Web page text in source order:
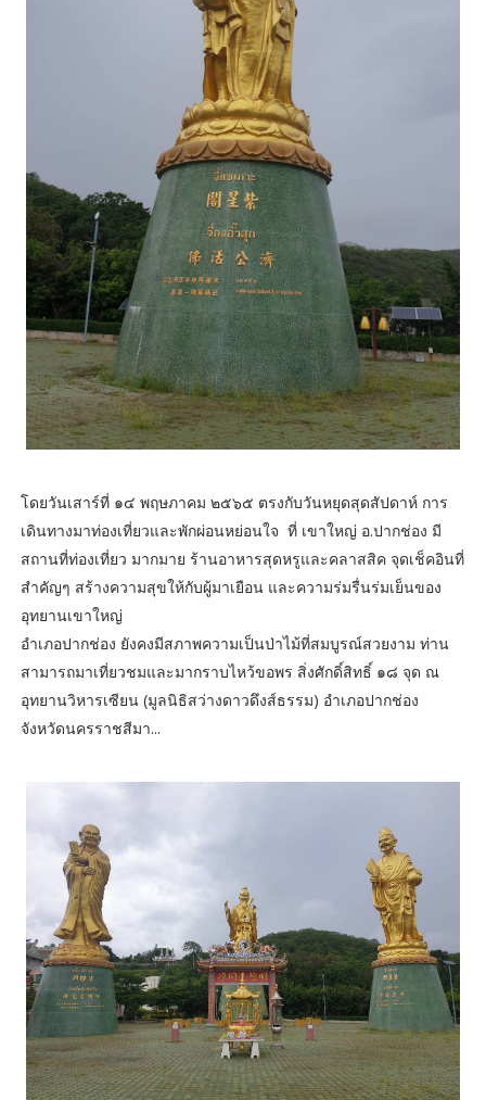
โดยวันเสาร์ที่ ๑๔ พฤษภาคม ๒๕๖๕ ตรงกับวันหยุดสุดสัปดาห์ การ
เดินทางมาท่องเที่ยวและพักผ่อนหย่อนใจ ที่ เขาใหญ่ อ.ปากช่อง มี
สถานที่ท่องเที่ยว มากมาย ร้านอาหารสุดหรูและคลาสสิค จุดเช็คอินที่
สำคัญๆ สร้างความสุขให้กับผู้มาเยือน และความร่มรื่นร่มเย็นของ
อุทยานเขาใหญ่
อำเภอปากช่อง ยังคงมีสภาพความเป็นป่าไม้ที่สมบูรณ์สวยงาม ท่าน
สามารถมาเที่ยวชมและมากราบไหว้ขอพร สิ่งศักดิ์สิทธิ์ ๑๘ จุด ณ
อุทยานวิหารเซียน (มูลนิธิสว่างดาวดึงส์ธรรม) อำเภอปากช่อง
จังหวัดนครราชสีมา...